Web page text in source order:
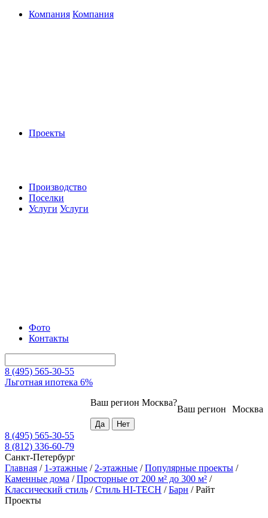
Компания Компания
Проекты
Производство
Поселки
Услуги Услуги
Фото
Контакты
8 (495) 565-30-55
Льготная ипотека 6%
Москва
Ваш регион
Ваш регион Москва?
8 (495) 565-30-55
8 (812) 336-60-79
Санкт-Петербург
Главная / 1-этажные / 2-этажные /Популярные проекты /
Каменные дома /Просторные от 200 м² до 300 м² /
Классический стиль /Стиль HI-TECH /Барн /Райт
Проекты